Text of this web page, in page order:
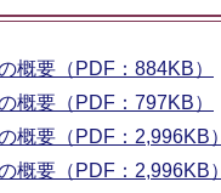
概要（PDF：884KB）
概要（PDF：797KB）
概要（PDF：2,996KB）
概要（PDF：2,996KB）